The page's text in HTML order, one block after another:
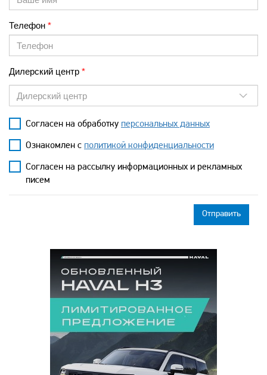
Телефон
Дилерский центр
Дилерский центр
Согласен на обработку персональных данных
Ознакомлен с политикой конфиденциальности
Согласен на рассылку информационных и рекламных
писем